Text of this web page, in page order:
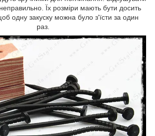
Їх розміри мають бути досить
одну закуску можна було з'їсти за один
раз.